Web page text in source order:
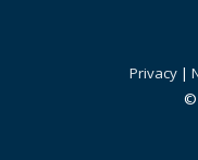
Privacy |
©